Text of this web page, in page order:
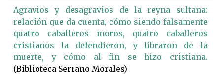
Agravios y desagravios de la reyna sultana:
relación que da cuenta, cómo siendo falsamente
quatro caballeros moros, quatro caballeros
cristianos la defendieron, y libraron de la
muerte, y cómo al fin se hizo cristiana.
(Biblioteca Serrano Morales)